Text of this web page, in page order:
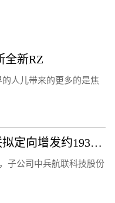
全新RZ
人儿带来的更多的是焦
北方导航：子公司中兵航联拟定向增发约1933.28万元用于补充流动资金
子公司中兵航联科技股份